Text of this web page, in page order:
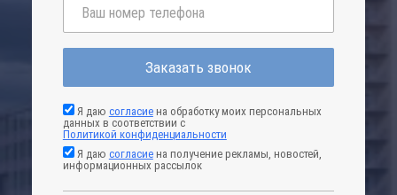
Заказать звонок
Я даю согласиена обработку моих персональных
данных в соответствии с
Политикой конфиденциальности
Я даю согласиена получение рекламы, новостей,
информационных рассылок